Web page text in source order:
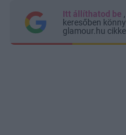
Itt állíthatod be
keresőben
glamour.hu